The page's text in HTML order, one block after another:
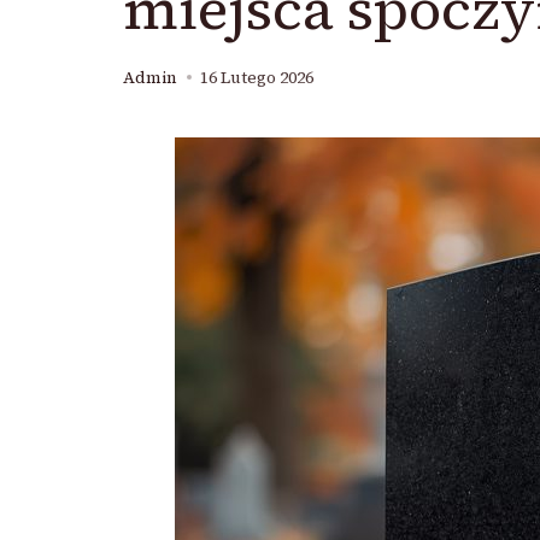
Admin 16 Lutego 2026